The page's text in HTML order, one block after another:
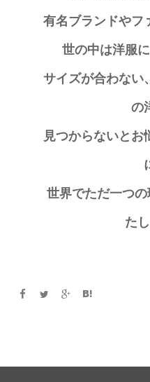
有名ブランドやフ
世の中は洋服
サイズが合わない
の
見つからないとお
世界でただ一つ
た